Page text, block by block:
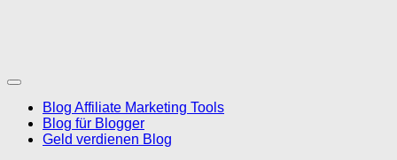
Blog Affiliate Marketing Tools
Blog für Blogger
Geld verdienen Blog